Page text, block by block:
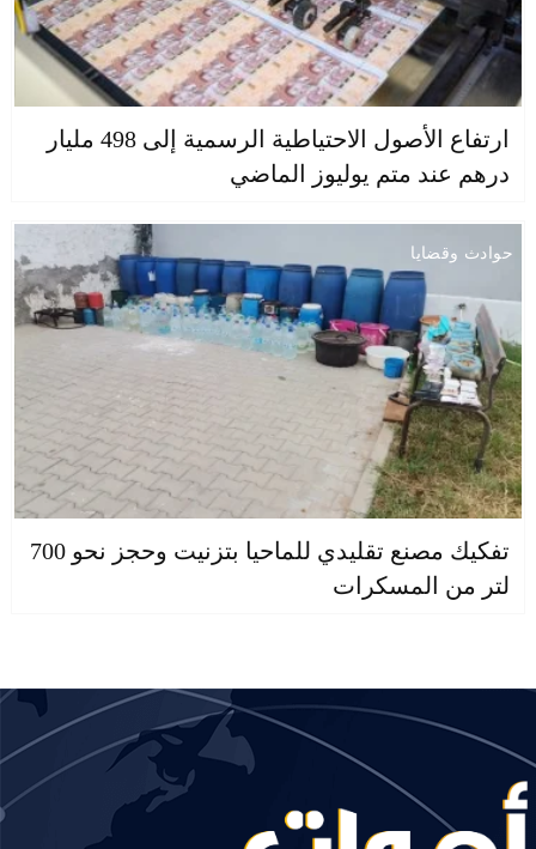
ارتفاع الأصول الاحتياطية الرسمية إلى 498 مليار
درهم عند متم يوليوز الماضي
حوادث وقضايا
تفكيك مصنع تقليدي للماحيا بتزنيت وحجز نحو 700
لتر من المسكرات